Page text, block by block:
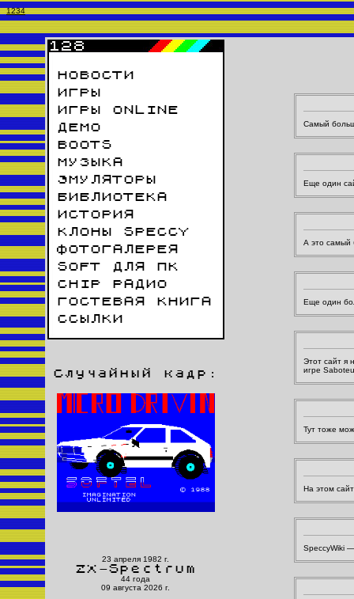
1234
НОВОСТИ
ИГРЫ
ИГРЫ ONLINE
ДЕМО
BOOTS
МУЗЫКА
ЭМУЛЯТОРЫ
БИБЛИОТЕКА
ИСТОРИЯ
КЛОНЫ SPECCY
ФОТОГАЛЕРЕЯ
SOFT ДЛЯ ПК
CHIP РАДИО
ГОСТЕВАЯ КНИГА
ССЫЛКИ
Случайный кадр:
23 апреля 1982 г.
ZX-Spectrum
44 года
09 августа 2026 г.
Самый
Еще один
А это самый
Еще один
Этот сайт я
игре
Тут тоже
На этом
SpeccyWiki